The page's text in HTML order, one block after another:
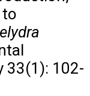
to
33(1): 102-